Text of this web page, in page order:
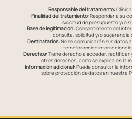
Responsable del tratamiento:Clínica
Finalidad del tratamiento:Responder a su
solicitud de presupuesto y/o
Base de legitimación:Consentimiento del
consulta, solicitud y/o sugerencia
Destinatarios:No se comunicarán sus datos
transferencias
Derechos:Tiene derecho a acceder, rectificar
otros derechos, como se explica en la
Información adicional:Puede consultar la
sobre protección de datos en nuestra